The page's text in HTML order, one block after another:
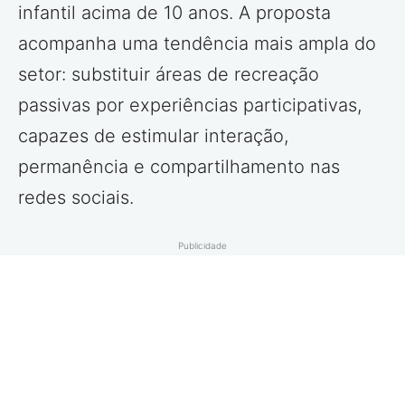
infantil acima de 10 anos. A proposta
acompanha uma tendência mais ampla do
setor: substituir áreas de recreação
passivas por experiências participativas,
capazes de estimular interação,
permanência e compartilhamento nas
redes sociais.
Publicidade